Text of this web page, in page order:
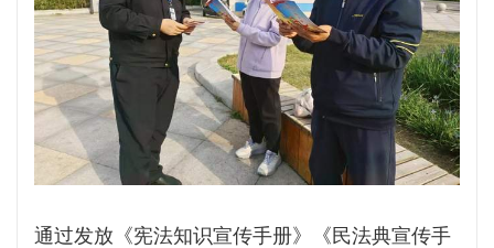
通过发放《宪法知识宣传手册》《民法典宣传手